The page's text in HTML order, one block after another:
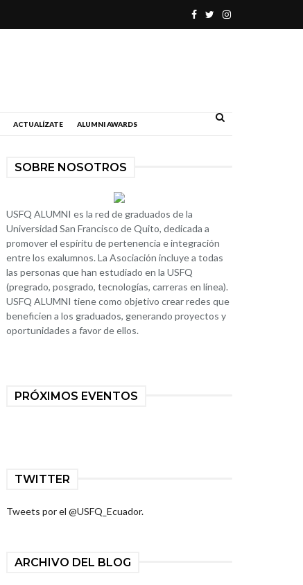
ACTUALÍZATE ALUMNI AWARDS
SOBRE NOSOTROS
USFQ ALUMNI es la red de graduados de la
Universidad San Francisco de Quito, dedicada a
promover el espíritu de pertenencia e integración
entre los exalumnos. La Asociación incluye a todas
las personas que han estudiado en la USFQ
(pregrado, posgrado, tecnologías, carreras en línea).
USFQ ALUMNI tiene como objetivo crear redes que
beneficien a los graduados, generando proyectos y
oportunidades a favor de ellos.
PRÓXIMOS EVENTOS
TWITTER
Tweets por el @USFQ_Ecuador.
ARCHIVO DEL BLOG